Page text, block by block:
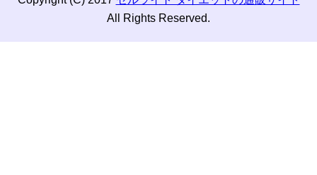
All Rights Reserved.